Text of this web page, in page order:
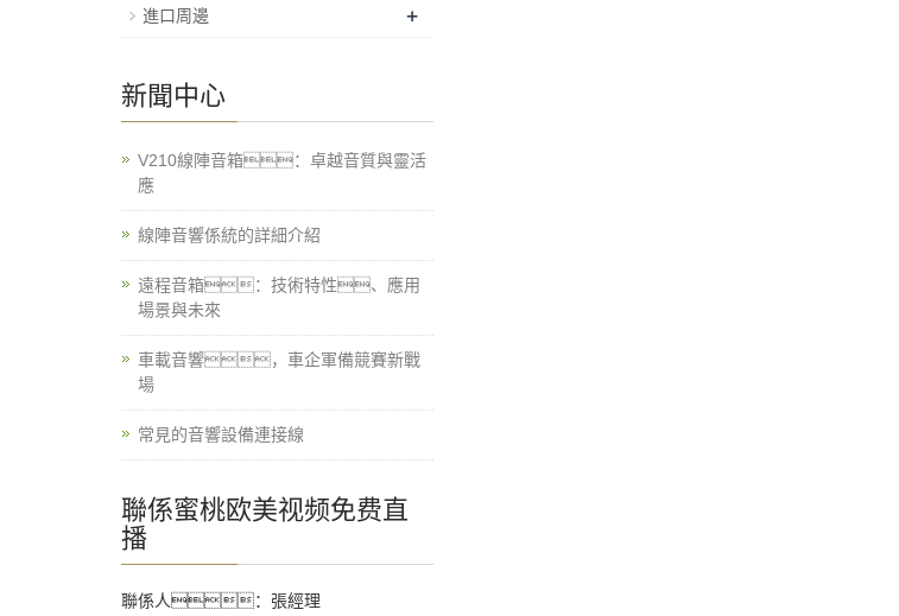
進口周邊 +
新聞中心
V210線陣音箱：卓越音質與靈活
應
線陣音響係統的詳細介紹
遠程音箱：技術特性、應用
場景與未來
車載音響，車企軍備競賽新戰
場
常見的音響設備連接線
聯係蜜桃欧美视频免费直
播
聯係人：張經理